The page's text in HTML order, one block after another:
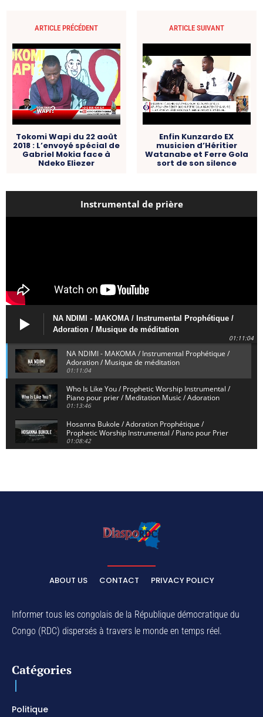
ARTICLE PRÉCÉDENT
Tokomi Wapi du 22 août
2018 : L’envoyé spécial de
Gabriel Mokia face à
Ndeko Eliezer
ARTICLE SUIVANT
Enfin Kunzardo EX
musicien d’Héritier
Watanabe et Ferre Gola
sort de son silence
Instrumental de prière
NA NDIMI - MAKOMA / Instrumental Prophétique /
Adoration / Musique de méditation
01:11:04
NA NDIMI - MAKOMA / Instrumental Prophétique /
Adoration / Musique de méditation
01:11:04
Who Is Like You / Prophetic Worship Instrumental /
Piano pour prier / Meditation Music / Adoration
01:13:46
Hosanna Bukole / Adoration Prophétique /
Prophetic Worship Instrumental / Piano pour Prier
01:08:42
Dieu de Secours - God of Rescue / Adoration
Yahweh Sabaoth / Prophetic Worship Instrumental
/ Piano pour prier / Instrumental d'intercession
ELIKIA NA NGAI / Instrumental de Prière / 1H
01:03:38
Piano pour prier / Soaking Worship Instrumental
01:17:32
For Your Name Is Holy / Prophetic Worship
I SURRENDER / Soaking Worship Instrumental /
ABOUT US CONTACT PRIVACY POLICY
Informer tous les congolais de la République démocratique du
Congo (RDC) dispersés à travers le monde en temps réel.
Catégories
Politique